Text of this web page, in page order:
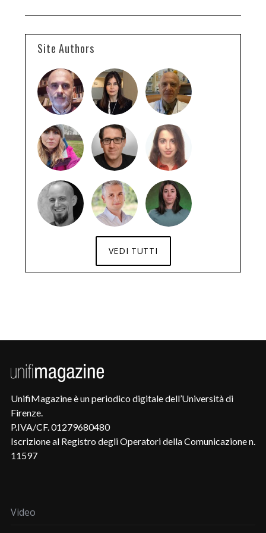
Site Authors
VEDI TUTTI
UnifiMagazine è un periodico digitale dell’Università di
Firenze.
P.IVA/CF. 01279680480
Iscrizione al Registro degli Operatori della Comunicazione n.
11597
Video